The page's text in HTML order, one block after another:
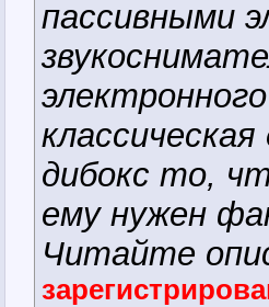
пассивными
дибокс то,
ему нужен
Читайте